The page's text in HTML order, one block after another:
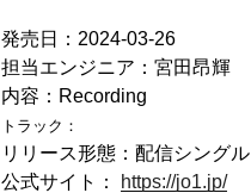
発売日：2024-03-26
担当エンジニア：宮田昂輝
内容：Recording
トラック：
リリース形態：配信シングル
公式サイト：
https://jo1.jp/